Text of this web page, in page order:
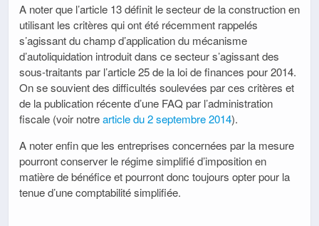
A noter que l’article 13 définit le secteur de la construction en
utilisant les critères qui ont été récemment rappelés
s’agissant du champ d’application du mécanisme
d’autoliquidation introduit dans ce secteur s’agissant des
sous-traitants par l’article 25 de la loi de finances pour 2014.
On se souvient des difficultés soulevées par ces critères et
de la publication récente d’une FAQ par l’administration
fiscale (voir notrearticle du 2 septembre 2014).
A noter enfin que les entreprises concernées par la mesure
pourront conserver le régime simplifié d’imposition en
matière de bénéfice et pourront donc toujours opter pour la
tenue d’une comptabilité simplifiée.